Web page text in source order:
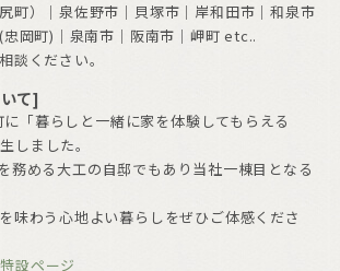
町）｜泉佐野市｜貝塚市｜岸和田市｜和泉市
忠岡町)｜泉南市｜阪南市｜岬町 etc..
談ください。
て]
「暮らしと一緒に家を体験してもらえる
しました。
務める大工の自邸でもあり当社一棟目となる
味わう心地よい暮らしをぜひご体感くださ
設ページ